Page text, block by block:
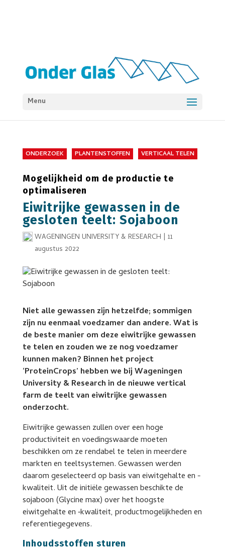
Menu
ONDERZOEK PLANTENSTOFFEN VERTICAAL TELEN
Mogelijkheid om de productie te
optimaliseren
Eiwitrijke gewassen in de
gesloten teelt: Sojaboon
WAGENINGEN UNIVERSITY & RESEARCH | 11
augustus 2022
Niet alle gewassen zijn hetzelfde; sommigen
zijn nu eenmaal voedzamer dan andere. Wat is
de beste manier om deze eiwitrijke gewassen
te telen en zouden we ze nog voedzamer
kunnen maken? Binnen het project
‘ProteinCrops’ hebben we bij Wageningen
University & Research in de nieuwe vertical
farm de teelt van eiwitrijke gewassen
onderzocht.
Eiwitrijke gewassen zullen over een hoge
productiviteit en voedingswaarde moeten
beschikken om ze rendabel te telen in meerdere
markten en teeltsystemen. Gewassen werden
daarom geselecteerd op basis van eiwitgehalte en -
kwaliteit. Uit de initiële gewassen beschikte de
sojaboon (Glycine max) over het hoogste
eiwitgehalte en ‑kwaliteit, productmogelijkheden en
referentiegegevens.
Inhoudsstoffen sturen